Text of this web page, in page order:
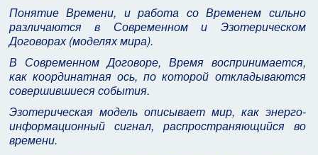
Понятие Времени, и работа со Временем сильно
различаются в Современном и Эзотерическом
Договорах (моделях мира).
В Современном Договоре, Время воспринимается,
как координатная ось, по которой откладываются
совершившиеся события.
Эзотерическая модель описывает мир, как энерго-
информационный сигнал, распространяющийся во
времени.